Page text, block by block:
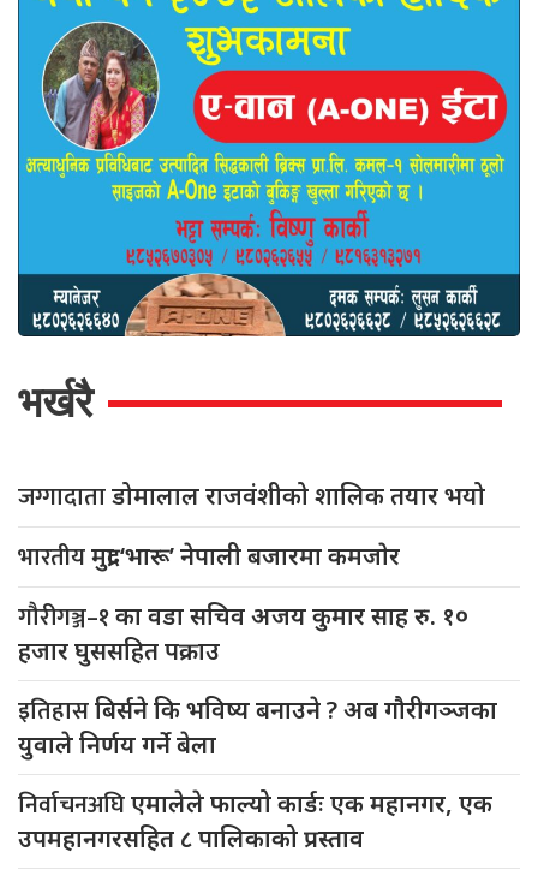
भर्खरै
जग्गादाताडोमालाल राजवंशीको शालिक तयार भयो
भारतीयमुद्रा ‘भारू’ नेपाली बजारमा कमजाेर
गौरीगञ्ज–१का वडा सचिव अजय कुमार साह रु. १०
हजार घुससहित पक्राउ
इतिहासबिर्सने कि भविष्य बनाउने ? अब गौरीगञ्जका
युवाले निर्णय गर्ने बेला
निर्वाचनअघिएमालेले फाल्यो कार्डः एक महानगर, एक
उपमहानगरसहित ८ पालिकाको प्रस्ताव